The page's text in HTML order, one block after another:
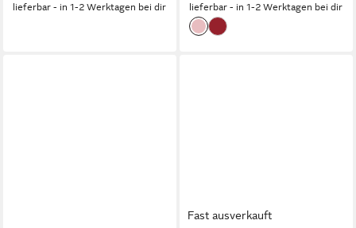
lieferbar - in 1-2 Werktagen bei dir lieferbar - in 1-2 Werktagen bei dir
Fast ausverkauft